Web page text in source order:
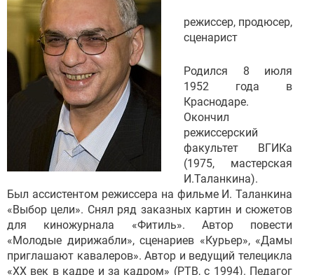
режиссер, продюсер,
сценарист
Родился 8 июля
1952 года в
Краснодаре.
Окончил
режиссерский
факультет ВГИКа
(1975, мастерская
И.Таланкина).
Был ассистентом режиссера на фильме И. Таланкина
«Выбор цели». Снял ряд заказных картин и сюжетов
для киножурнала «Фитиль». Автор повести
«Молодые дирижабли», сценариев «Курьер», «Дамы
приглашают кавалеров». Автор и ведущий телецикла
«ХХ век в кадре и за кадром» (РТВ, с 1994). Педагог